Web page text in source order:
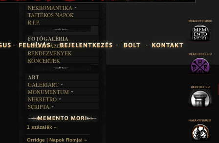
ÍRÁSTÖRTÉNET
SZÖVEGES
NEKROMANTIKA
AKTUÁLIS
A MÚLT
TAJTÉKOS NAPOK
R.I.P.
FOTÓGALÉRIA
FESZTIVÁLOK
RENDEZVÉNYEK
KONCERTEK
ART
GALERIART
ARTGALERI
KÉPREGÉNYEK
LAKÁSKULTS
MONUMENTUM
TEMETŐK
TEMPLOMOK
VÁRAK
HELYEK
NEKRETRO
SZUBKULT
FEKETE LYUK
RELIKVIÁK
SCRIPTA
NOVELLÁK
VERSEK
1 százalék »
Orridge | Napok Romjai »